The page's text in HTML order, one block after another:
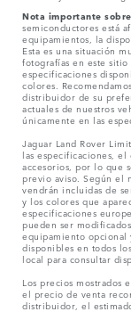
Nota importante
semiconductores está
equipamientos, la
Esta es una situación
fotografías en este
especificaciones
colores.
distribuidor de su
actuales de nuestros
únicamente en las
Jaguar Land Rover
las especificaciones,
accesorios, por lo que
previo aviso. Según el
vendrán incluidas de
y los colores que
especificaciones
pueden ser
equipamiento opcional
disponibles en todos
local para consultar
Los precios mostrados
el precio de venta
distribuidor, el